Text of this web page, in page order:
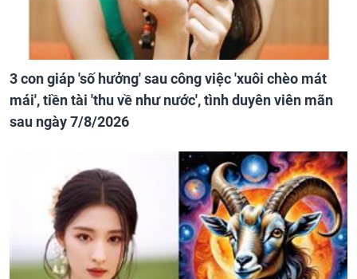
3 con giáp 'số hưởng' sau công việc 'xuôi chèo mát
mái', tiền tài 'thu về như nước', tình duyên viên mãn
sau ngày 7/8/2026